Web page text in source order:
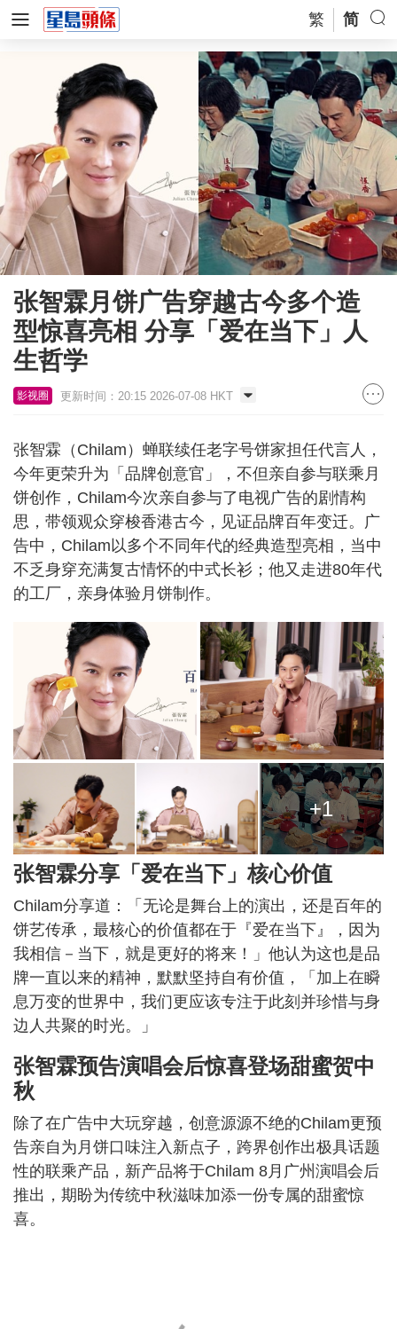
繁 简
张智霖月饼广告穿越古今多个造
型惊喜亮相 分享「爱在当下」人
生哲学
影视圈 更新时间：20:15 2026-07-08 HKT
张智霖（Chilam）蝉联续任老字号饼家担任代言人，
今年更荣升为「品牌创意官」，不但亲自参与联乘月
饼创作，Chilam今次亲自参与了电视广告的剧情构
思，带领观众穿梭香港古今，见证品牌百年变迁。广
告中，Chilam以多个不同年代的经典造型亮相，当中
不乏身穿充满复古情怀的中式长衫；他又走进80年代
的工厂，亲身体验月饼制作。
+1
张智霖分享「爱在当下」核心价值
Chilam分享道：「无论是舞台上的演出，还是百年的
饼艺传承，最核心的价值都在于『爱在当下』，因为
我相信－当下，就是更好的将来！」他认为这也是品
牌一直以来的精神，默默坚持自有价值，「加上在瞬
息万变的世界中，我们更应该专注于此刻并珍惜与身
边人共聚的时光。」
张智霖预告演唱会后惊喜登场甜蜜贺中
秋
除了在广告中大玩穿越，创意源源不绝的Chilam更预
告亲自为月饼口味注入新点子，跨界创作出极具话题
性的联乘产品，新产品将于Chilam 8月广州演唱会后
推出，期盼为传统中秋滋味加添一份专属的甜蜜惊
喜。